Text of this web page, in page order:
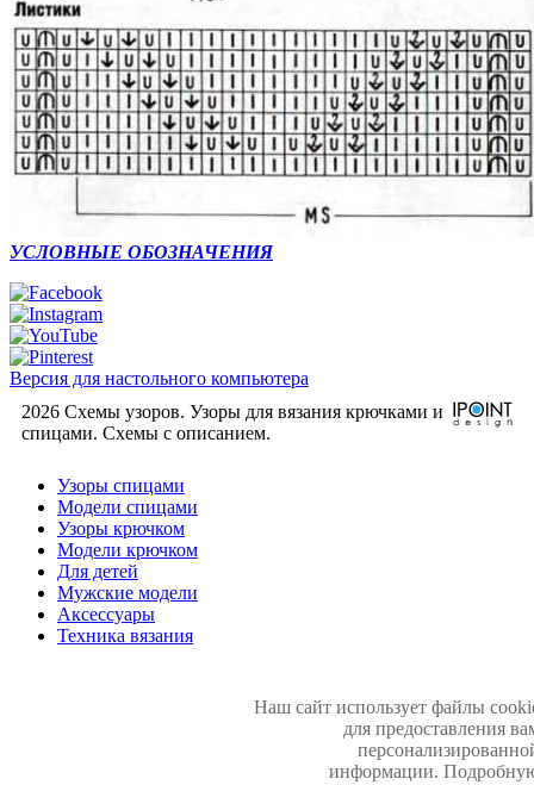
УСЛОВНЫЕ ОБОЗНАЧЕНИЯ
Версия для настольного компьютера
2026 Схемы узоров. Узоры для вязания крючками и
спицами. Cхемы с описанием.
Узоры спицами
Модели спицами
Узоры крючком
Модели крючком
Для детей
Мужские модели
Аксессуары
Техника вязания
Наш сайт использует файлы
для предоставления
информации.